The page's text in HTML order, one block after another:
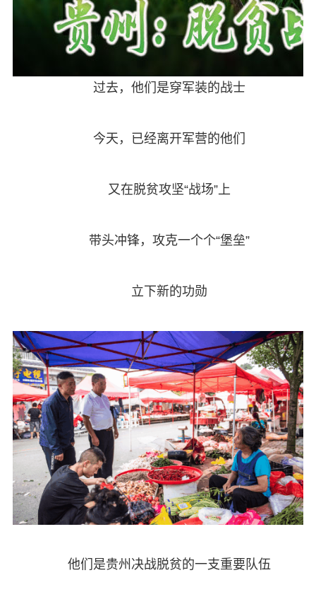
过去，他们是穿军装的战士
今天，已经离开军营的他们
又在脱贫攻坚“战场”上
带头冲锋，攻克一个个“堡垒”
立下新的功勋
他们是贵州决战脱贫的一支重要队伍